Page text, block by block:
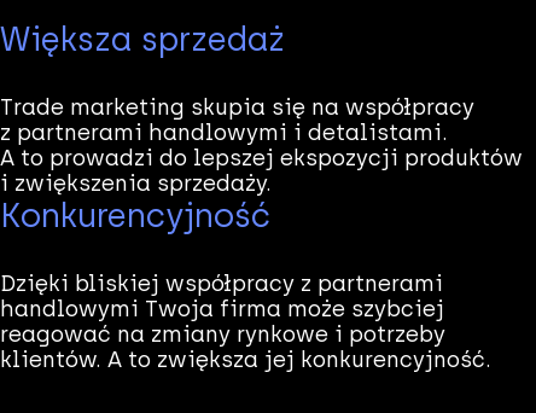
Większa sprzedaż
Trade marketing skupia się na współpracy
z partnerami handlowymi i detalistami.
A to prowadzi do lepszej ekspozycji produktów
i zwiększenia sprzedaży.
Konkurencyjność
Dzięki bliskiej współpracy z partnerami
handlowymi Twoja firma może szybciej
reagować na zmiany rynkowe i potrzeby
klientów. A to zwiększa jej konkurencyjność.